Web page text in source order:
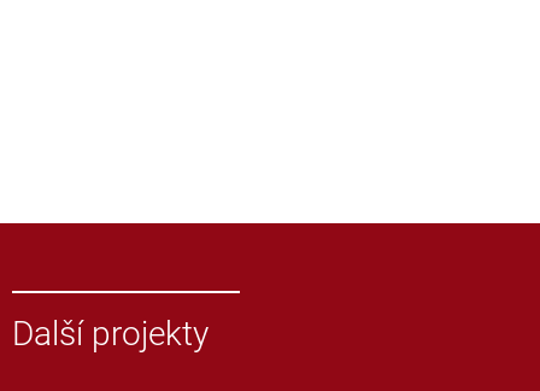
Další projekty